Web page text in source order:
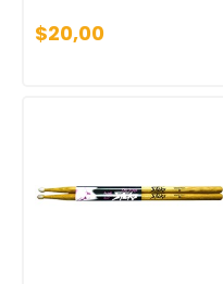
$20,00